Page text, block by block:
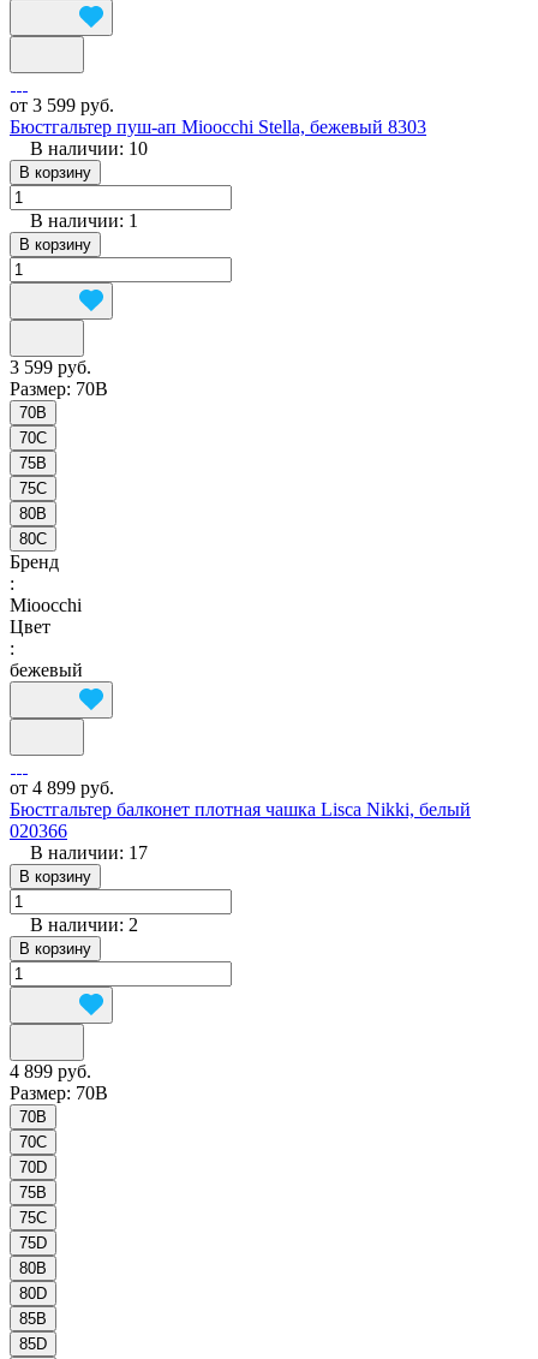
от 3 599 руб.
Бюстгальтер пуш-ап Mioocchi Stella, бежевый 8303
В наличии: 10
В корзину
В наличии: 1
В корзину
3 599 руб.
Размер: 70B
70B
70C
75B
75C
80B
80C
Бренд
:
Mioocchi
Цвет
:
бежевый
от 4 899 руб.
Бюстгальтер балконет плотная чашка Lisca Nikki, белый
020366
В наличии: 17
В корзину
В наличии: 2
В корзину
4 899 руб.
Размер: 70B
70B
70C
70D
75B
75C
75D
80B
80D
85B
85D